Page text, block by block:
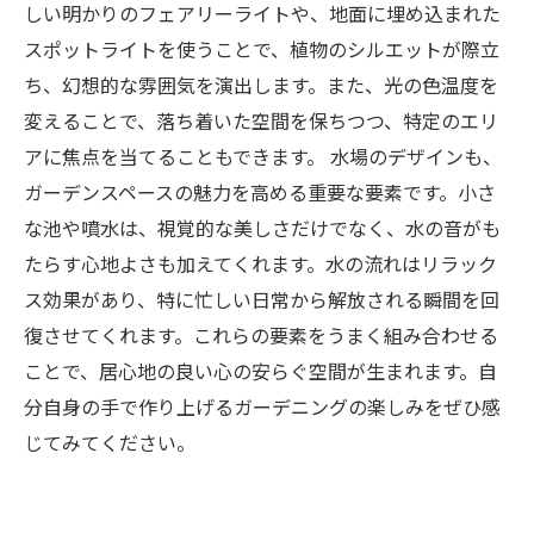
しい明かりのフェアリーライトや、地面に埋め込まれた
スポットライトを使うことで、植物のシルエットが際立
ち、幻想的な雰囲気を演出します。また、光の色温度を
変えることで、落ち着いた空間を保ちつつ、特定のエリ
アに焦点を当てることもできます。 水場のデザインも、
ガーデンスペースの魅力を高める重要な要素です。小さ
な池や噴水は、視覚的な美しさだけでなく、水の音がも
たらす心地よさも加えてくれます。水の流れはリラック
ス効果があり、特に忙しい日常から解放される瞬間を回
復させてくれます。これらの要素をうまく組み合わせる
ことで、居心地の良い心の安らぐ空間が生まれます。自
分自身の手で作り上げるガーデニングの楽しみをぜひ感
じてみてください。